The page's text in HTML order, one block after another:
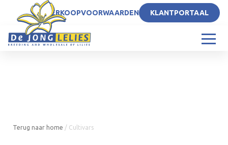
NLVERKOOPVOORWAARDEN KLANTPORTAAL
Terug naar home / Cultivars